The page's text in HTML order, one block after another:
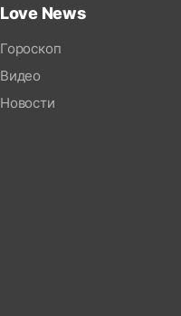
Love News
Гороскоп
Видео
Новости